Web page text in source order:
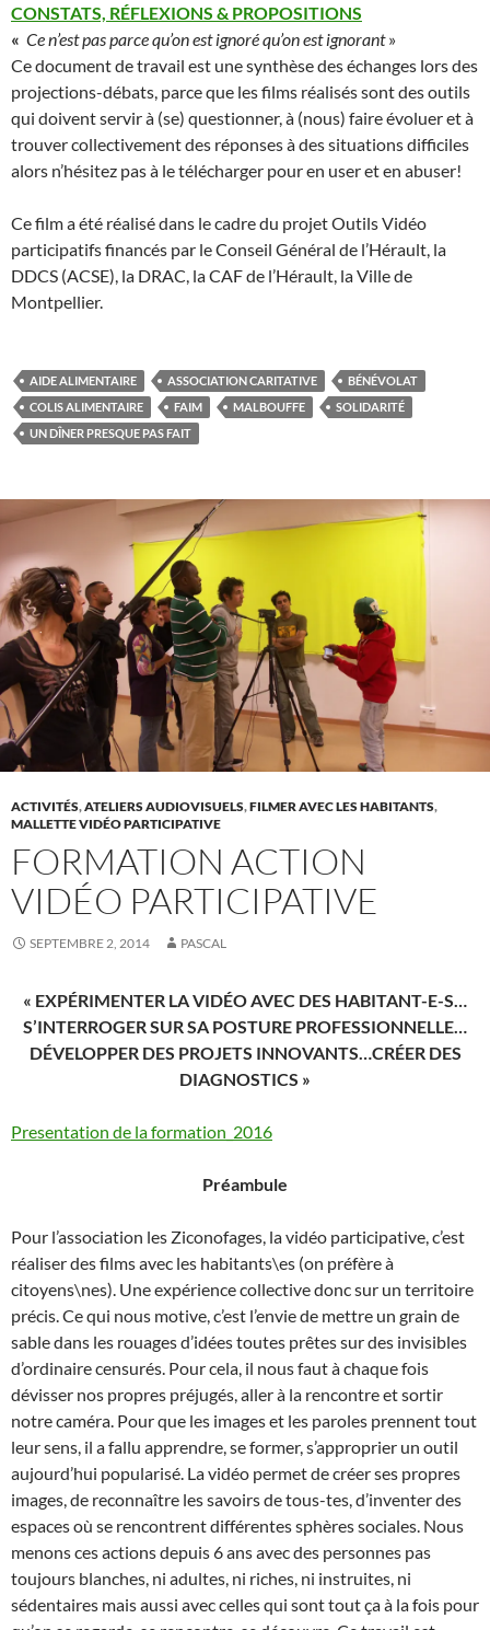
CONSTATS, RÉFLEXIONS & PROPOSITIONS
« Ce n’est pas parce qu’on est ignoré qu’on est ignorant »
Ce document de travail est une synthèse des échanges lors des
projections-débats, parce que les films réalisés sont des outils
qui doivent servir à (se) questionner, à (nous) faire évoluer et à
trouver collectivement des réponses à des situations difficiles
alors n’hésitez pas à le télécharger pour en user et en abuser!
Ce film a été réalisé dans le cadre du projet Outils Vidéo
participatifs financés par le Conseil Général de l’Hérault, la
DDCS (ACSE), la DRAC, la CAF de l’Hérault, la Ville de
Montpellier.
AIDE ALIMENTAIRE ASSOCIATION CARITATIVE
BÉNÉVOLAT
COLIS ALIMENTAIRE
FAIM MALBOUFFE
SOLIDARITÉ
UN DÎNER PRESQUE PAS FAIT
ACTIVITÉS,ATELIERS AUDIOVISUELS,FILMER AVEC LES HABITANTS,
MALLETTE VIDÉO PARTICIPATIVE
FORMATION ACTION
VIDÉO PARTICIPATIVE
SEPTEMBRE 2, 2014 PASCAL
« EXPÉRIMENTER LA VIDÉO AVEC DES HABITANT-E-S…
S’INTERROGER SUR SA POSTURE PROFESSIONNELLE…
DÉVELOPPER DES PROJETS INNOVANTS…CRÉER DES
DIAGNOSTICS »
Presentation de la formation_2016
Préambule
Pour l’association les Ziconofages, la vidéo participative, c’est
réaliser des films avec les habitants\es (on préfère à
citoyens\nes). Une expérience collective donc sur un territoire
précis. Ce qui nous motive, c’est l’envie de mettre un grain de
sable dans les rouages d’idées toutes prêtes sur des invisibles
d’ordinaire censurés. Pour cela, il nous faut à chaque fois
dévisser nos propres préjugés, aller à la rencontre et sortir
notre caméra. Pour que les images et les paroles prennent tout
leur sens, il a fallu apprendre, se former, s’approprier un outil
aujourd’hui popularisé. La vidéo permet de créer ses propres
images, de reconnaître les savoirs de tous-tes, d’inventer des
espaces où se rencontrent différentes sphères sociales. Nous
menons ces actions depuis 6 ans avec des personnes pas
toujours blanches, ni adultes, ni riches, ni instruites, ni
sédentaires mais aussi avec celles qui sont tout ça à la fois pour